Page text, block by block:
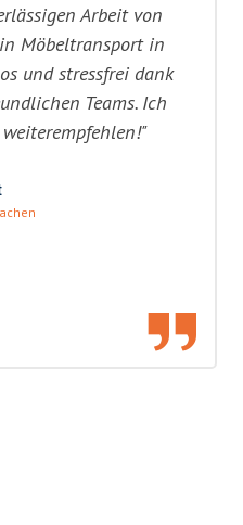
Arbeit von
Möbeltransport in
und stressfrei dank
Teams. Ich